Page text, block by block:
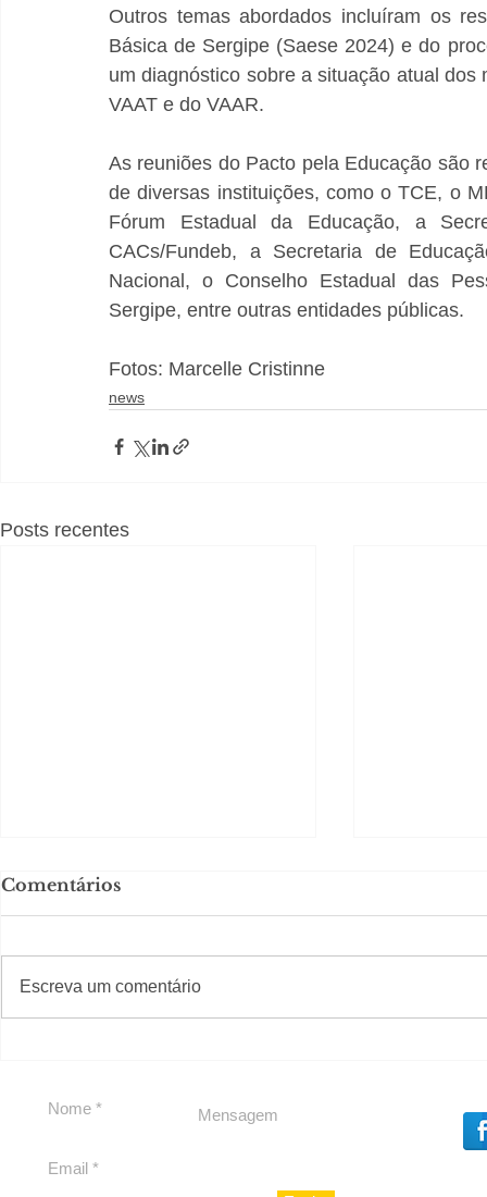
Outros temas abordados incluíram os
Básica de Sergipe (Saese 2024) e do
um diagnóstico sobre a situação atual
VAAT e do VAAR.
As reuniões do Pacto pela Educação são
de diversas instituições, como o TCE, o
Fórum Estadual da Educação, a
CACs/Fundeb, a Secretaria de
Nacional, o Conselho Estadual das
Sergipe, entre outras entidades públicas.
Fotos: Marcelle Cristinne
news
Posts recentes
para São Paulo
Comentários
Escreva um comentário
#Sugestões